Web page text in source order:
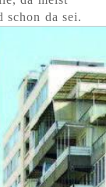
schon da sei.